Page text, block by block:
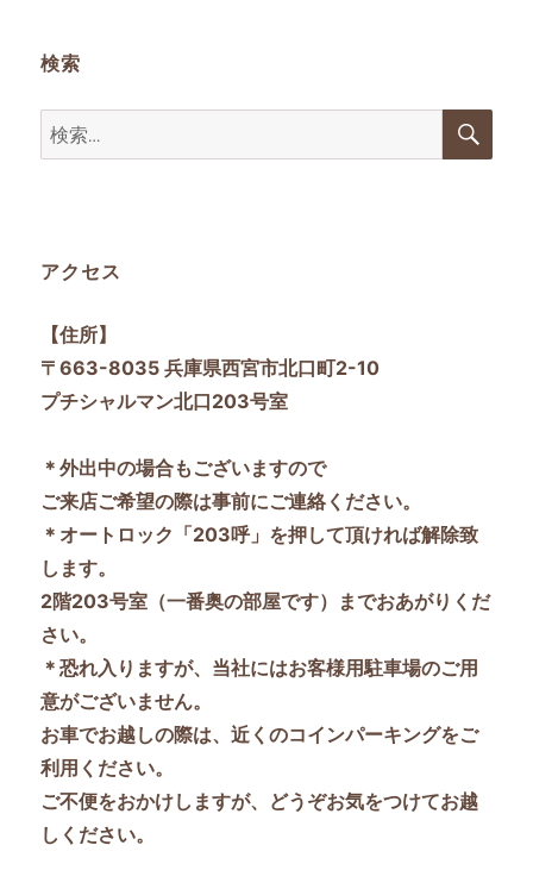
検索
検
索:
検
アクセス
【住所】
〒663-8035 兵庫県西宮市北口町2-10
プチシャルマン北口203号室
＊外出中の場合もございますので
ご来店ご希望の際は事前にご連絡ください。
＊オートロック「203呼」を押して頂ければ解除致
します。
2階203号室（一番奥の部屋です）までおあがりくだ
さい。
＊恐れ入りますが、当社にはお客様用駐車場のご用
意がございません。
お車でお越しの際は、近くのコインパーキングをご
利用ください。
ご不便をおかけしますが、どうぞお気をつけてお越
しください。